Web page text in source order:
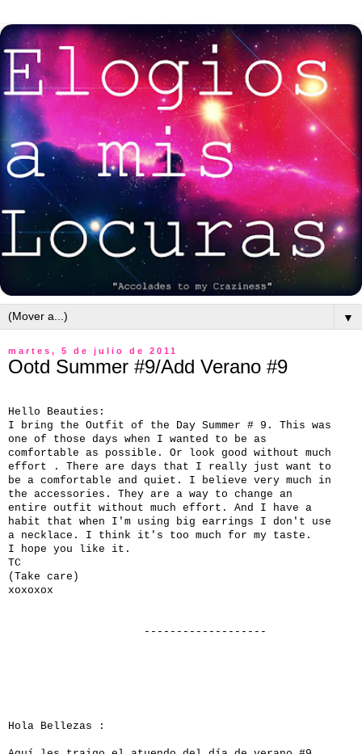
▼
martes, 5 de julio de 2011
Ootd Summer #9/Add Verano #9
Hello Beauties :
I bring
the Outfit of the Day Summer # 9.
This was
one of those days when I wanted to be as
comfortable as possible . Or look good without much
effort
. There are days that I really just want to
be a comfortable and quiet. I believe very much
in
the accessories.
They are a way to change an
entire outfit without much effort. And
I have a
habit
that when I'm using big earrings
I don't use
a necklace.
I think it's too much for my taste.
I hope you like it.
TC
( Take care )
xoxoxox
-------------------
Hola Bellezas :